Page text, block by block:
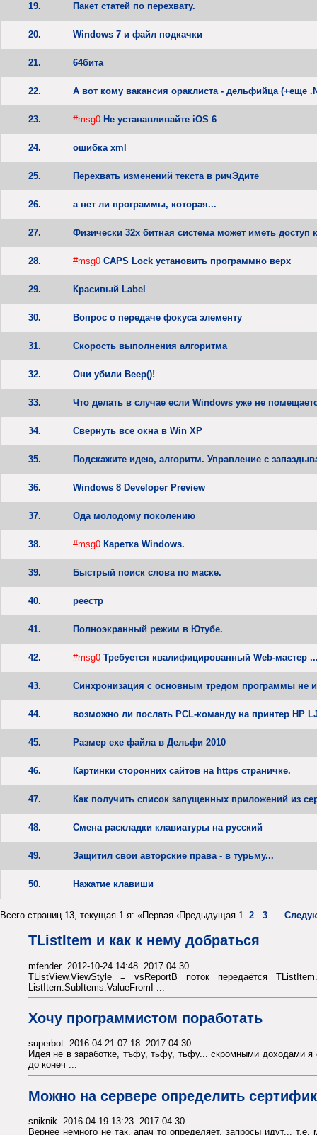
19. Пакет статей по перехвату.
20. Windows 7 и файл подкачки
21. 64бита
22. А вот кому вакансия ораклиста - дельфийца (+еще
23. #msg0 Не устанавливайте iOS 6
24. ошибка xml
25. Перехвать изменений текста в ричЭдите
26. а нет ли программы, которая...
27. Физически 32х битная система может иметь доступ к
28. #msg0 CAPS Lock установить программно верх
29. Красивый Label
30. Вопрос о передаче фокуса элементу
31. Скорость выполнения алгоритма
32. Они убили Beep()!
33. Что делать в случае если Windows уже не
34. Свернуть все окна в Win XP
35. Подскажите идею, алгоритм. Управление с
36. Windows 8 Developer Preview
37. Ода молодому поколению
38. #msg0 Каретка Windows.
39. Быстрый поиск слова по маске.
40. реестр
41. Полноэкранный режим в Ютубе.
42. #msg0 Требуется квалифицированный Web-мастер ...
43. Синхронизация с основным тредом программы не
44. возможно ли послать PCL-команду на принтер HP
45. Размер exe файла в Дельфи 2010
46. Картинки сторонних сайтов на https страничке.
47. Как получить список запущенных приложений из
48. Смена раскладки клавиатуры на русский
49. Защитил свои авторские права - в турьму...
50. Нажатие клавиши
Всего страниц 13, текущая 1-я: «Первая ‹Предыдущая 1 2 3 ...
TListItem и как к нему добраться
mfender 2012-10-24 14:48 2017.04.30
TListView.ViewStyle = vsReportВ поток передаётся
ListItem.SubItems.ValueFromI ...
Хочу программистом поработать
superbot 2016-04-21 07:18 2017.04.30
Идея не в заработке, тъфу, тьфу, тьфу... скромными доходами я
до конеч ...
Можно на сервере определить
sniknik 2016-04-19 13:23 2017.04.30
Вернее немного не так, апач то определяет, запросы идут...